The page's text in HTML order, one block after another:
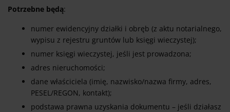
Potrzebne będą:
numer ewidencyjny działki i obręb (z aktu notarialnego,
wypisu z rejestru gruntów lub księgi wieczystej);
numer księgi wieczystej, jeśli jest prowadzona;
adres nieruchomości;
dane właściciela (imię, nazwisko/nazwa firmy, adres,
PESEL/REGON, kontakt);
podstawa prawna uzyskania dokumentu – jeśli działasz